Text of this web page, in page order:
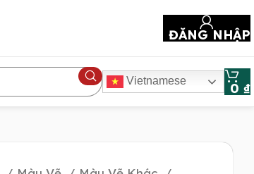
ĐĂNG NHẬP
Vietnamese 0 ₫